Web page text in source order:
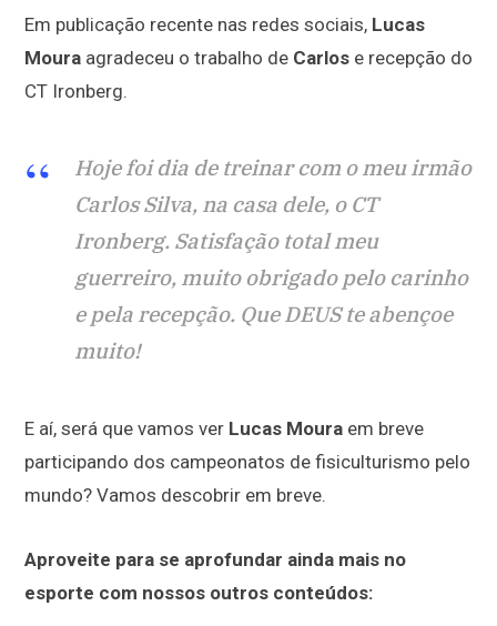
Em publicação recente nas redes sociais, Lucas
Moura agradeceu o trabalho de Carlos e recepção do
CT Ironberg.
Hoje foi dia de treinar com o meu irmão
Carlos Silva, na casa dele, o CT
Ironberg. Satisfação total meu
guerreiro, muito obrigado pelo carinho
e pela recepção. Que DEUS te abençoe
muito!
E aí, será que vamos ver Lucas Moura em breve
participando dos campeonatos de fisiculturismo pelo
mundo? Vamos descobrir em breve.
Aproveite para se aprofundar ainda mais no
esporte com nossos outros conteúdos: